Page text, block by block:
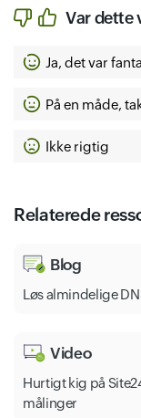
Var
Ja, det var
På en måde,
Ikke rigtig
Relaterede
Blog
Løs almindelige
Video
Hurtigt kig på
målinger